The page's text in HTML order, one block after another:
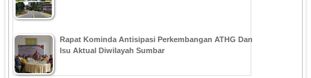
Rapat Kominda Antisipasi Perkembangan ATHG Dan
Isu Aktual Diwilayah Sumbar